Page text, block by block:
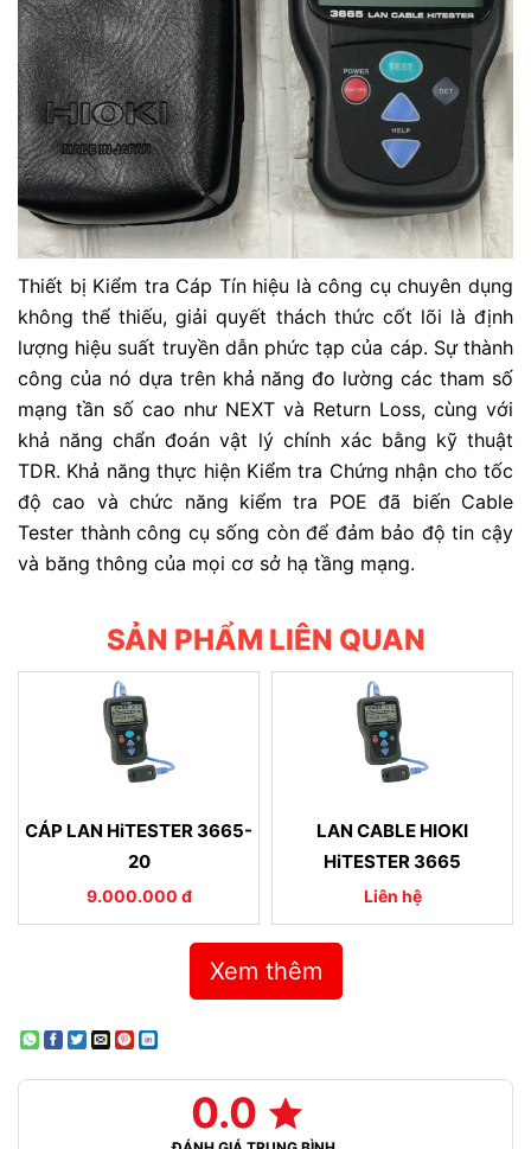
Thiết bị Kiểm tra Cáp Tín hiệu là công cụ chuyên dụng
không thể thiếu, giải quyết thách thức cốt lõi là định
lượng hiệu suất truyền dẫn phức tạp của cáp. Sự thành
công của nó dựa trên khả năng đo lường các tham số
mạng tần số cao như NEXT và Return Loss, cùng với
khả năng chẩn đoán vật lý chính xác bằng kỹ thuật
TDR. Khả năng thực hiện Kiểm tra Chứng nhận cho tốc
độ cao và chức năng kiểm tra POE đã biến Cable
Tester thành công cụ sống còn để đảm bảo độ tin cậy
và băng thông của mọi cơ sở hạ tầng mạng.
SẢN PHẨM LIÊN QUAN
CÁP LAN HiTESTER 3665-
20
9.000.000 đ
LAN CABLE HIOKI
HiTESTER 3665
Liên hệ
Xem thêm
0.0